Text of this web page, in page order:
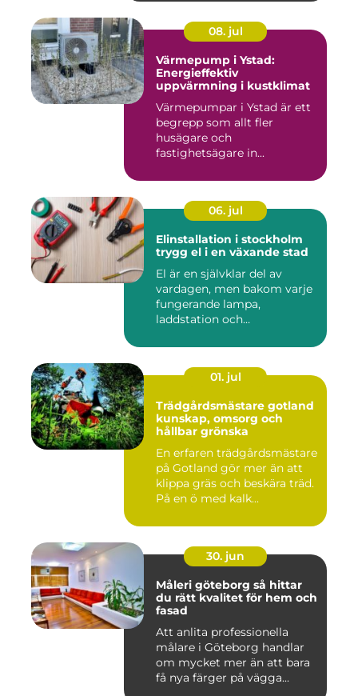
08. jul
Värmepump i Ystad:
Energieffektiv
uppvärmning i kustklimat
Värmepumpar i Ystad är ett
begrepp som allt fler
husägare och
fastighetsägare in...
06. jul
Elinstallation i stockholm
trygg el i en växande stad
El är en självklar del av
vardagen, men bakom varje
fungerande lampa,
laddstation och
01. jul
Trädgårdsmästare gotland
kunskap, omsorg och
hållbar grönska
En erfaren trädgårdsmästare
på Gotland gör mer än att
klippa gräs och beskära träd.
På en ö med kalk...
30. jun
Måleri göteborg så hittar
du rätt kvalitet för hem och
fasad
Att anlita professionella
målare i Göteborg handlar
om mycket mer än att bara
få nya färger på vägga...